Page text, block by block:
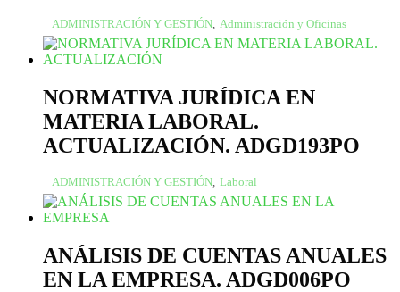
ADMINISTRACIÓN Y GESTIÓN Administración y Oficinas
NORMATIVA JURÍDICA EN
MATERIA LABORAL.
ACTUALIZACIÓN. ADGD193PO
ADMINISTRACIÓN Y GESTIÓN Laboral
ANÁLISIS DE CUENTAS ANUALES
EN LA EMPRESA. ADGD006PO